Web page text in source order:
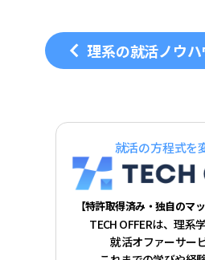
理系の就活ノウ
就活の方程式を
【特許取得済み・独自のマ
TECH OFFERは、理系
就活オファーサー